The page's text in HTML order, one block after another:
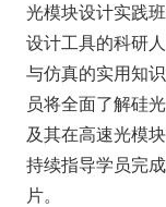
光模块设计实践
设计工具的科研
与仿真的实用知
员将全面了解硅
及其在高速光模
持续指导学员完
片。